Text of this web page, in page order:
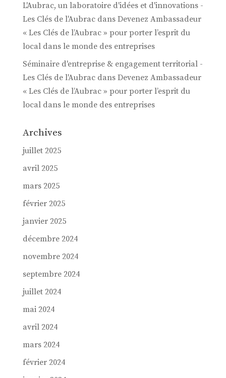
L'Aubrac, un laboratoire d'idées et d'innovations -
Les Clés de l'Aubracdans Devenez Ambassadeur
« Les Clés de l’Aubrac » pour porter l’esprit du
local dans le monde des entreprises
Séminaire d'entreprise & engagement territorial -
Les Clés de l'Aubracdans Devenez Ambassadeur
« Les Clés de l’Aubrac » pour porter l’esprit du
local dans le monde des entreprises
Archives
juillet 2025
avril 2025
mars 2025
février 2025
janvier 2025
décembre 2024
novembre 2024
septembre 2024
juillet 2024
mai 2024
avril 2024
mars 2024
février 2024